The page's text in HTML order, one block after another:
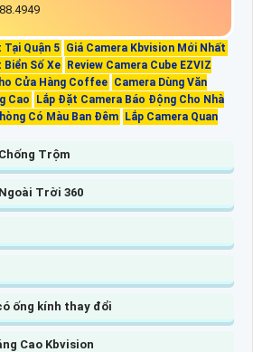
Quận 5 Giá Camera Kbvision Mới Nhất
Số Xe Review Camera Cube EZVIZ
Cửa Hàng Coffee Camera Dùng Văn
Cao
Lắp Đặt Camera Báo Động Cho Nhà
Có Màu Ban Đêm Lắp Camera Quan
Trộm
Trời 360
ống kính thay đổi
Cao Kbvision